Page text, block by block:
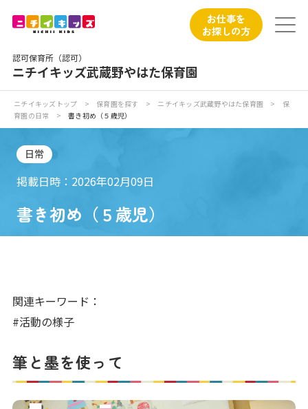
認可保育所（認可）
ニチイキッズ武蔵野やはた保育園
お仕事を
お探しの方
ニチイが大切にしていること
お食事
入園の概要
写真販売サービス
各種書類
ニチイキッズトップ > 保育園を探す > ニチイキッズ武蔵野やはた保育園 >
保
育園の日常
> 書き初め（５歳児）
日常
掲載日時：2026年02月09日
書き初め（５歳児）
関連キーワード：
#活動の様子
筆と墨を使って